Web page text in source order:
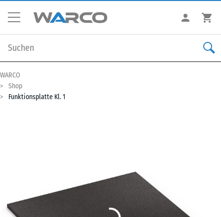
WARCO
Shop
Funktionsplatte Kl. 1